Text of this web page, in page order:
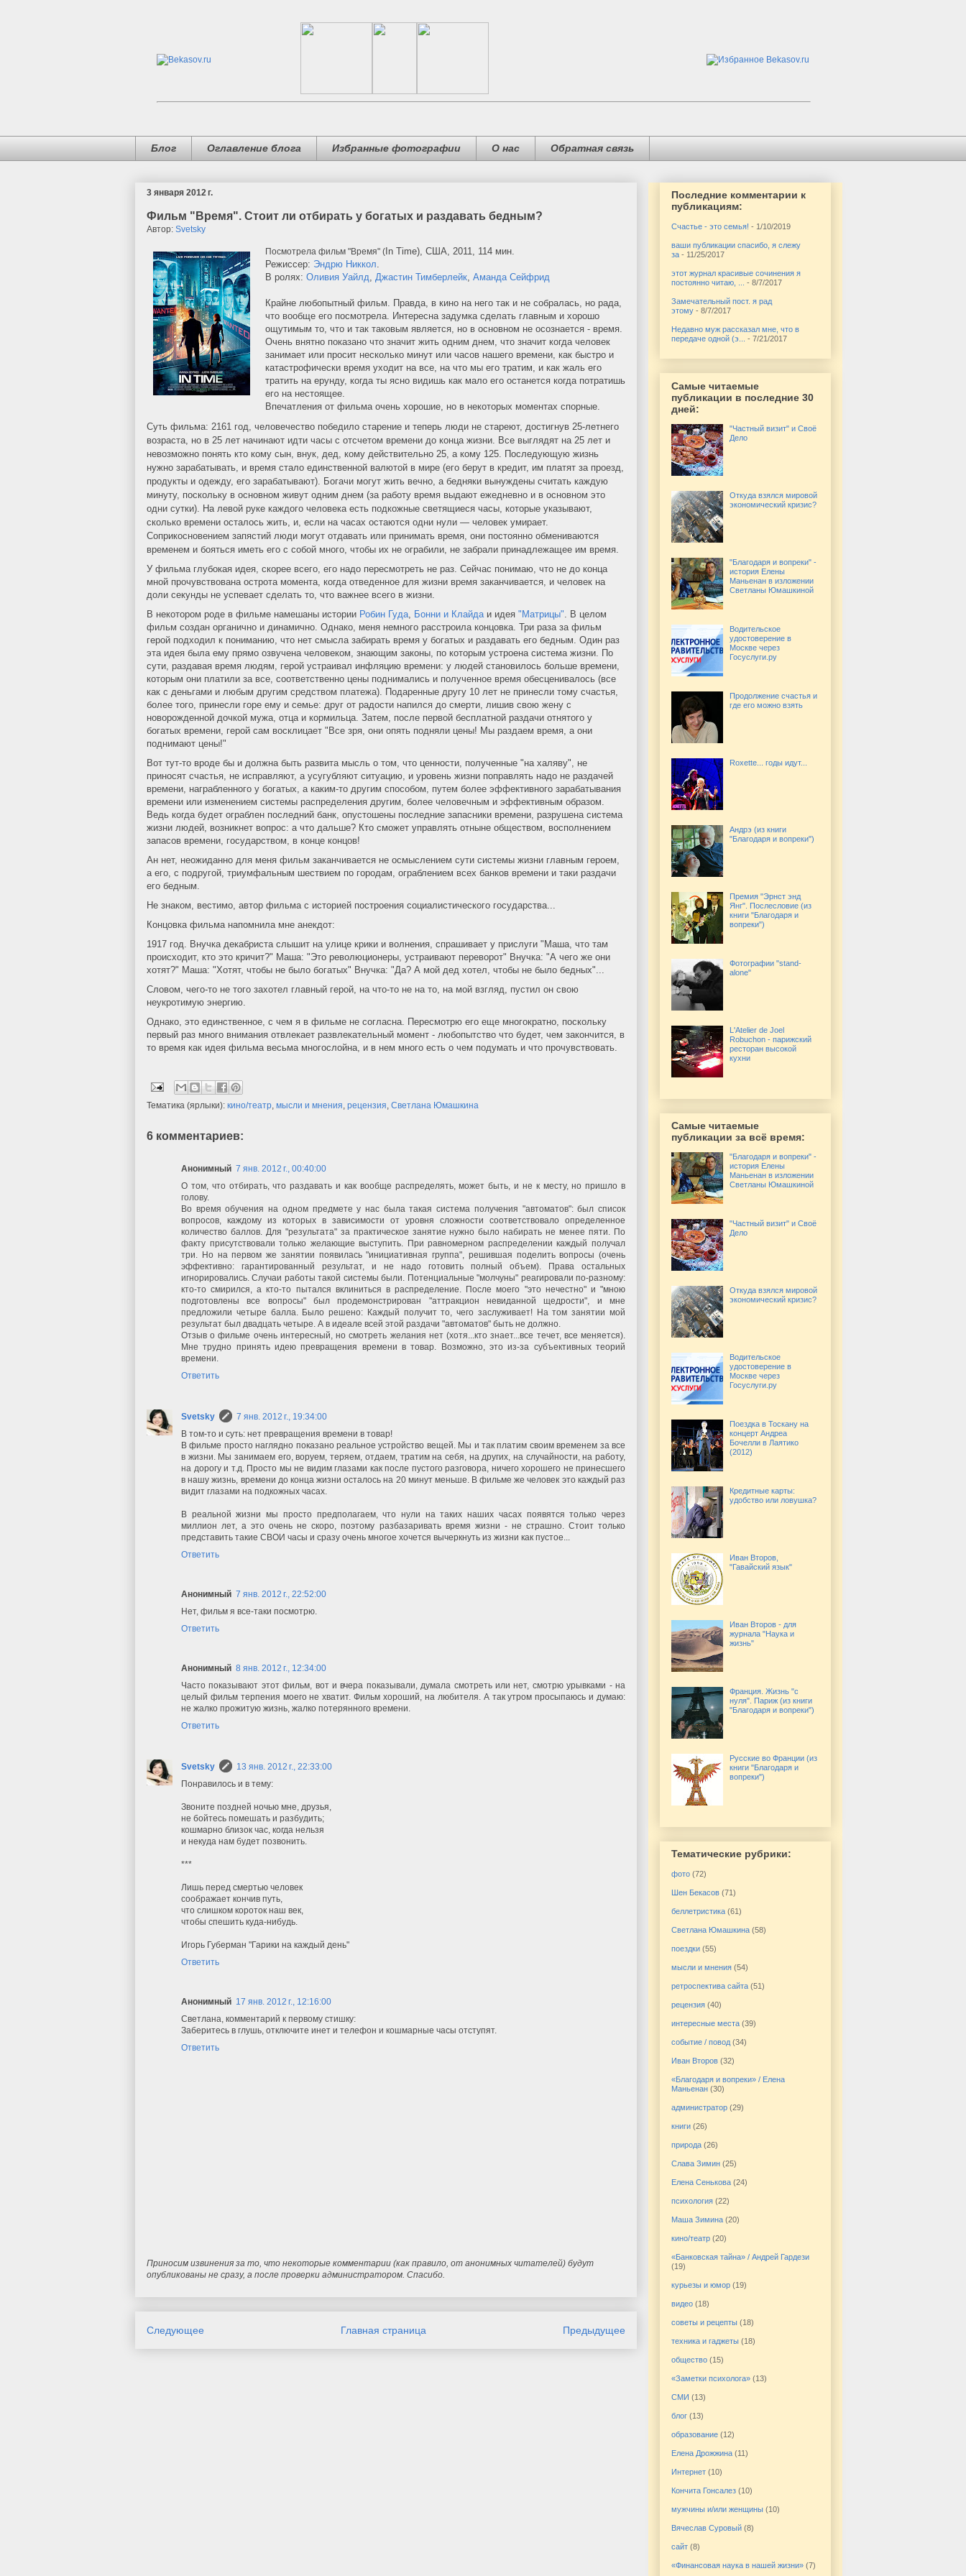
Блог Оглавление блога Избранные фотографии О нас Обратная связь
3 января 2012 г.
Фильм "Время". Стоит ли отбирать у богатых и раздавать бедным?
Автор: Svetsky
Посмотрела фильм "Время" ( In Time), США, 2011, 114 мин.
Режиссер: Эндрю Никкол
В ролях: Оливия Уайлд Джастин Тимберлейк Аманда Сейфрид
Крайне любопытный фильм. Правда, в кино на него так и не собралась, но рада,
что вообще его посмотрела. Интересна задумка сделать главным и хорошо
ощутимым то, что и так таковым является, но в основном не осознается - время.
Очень внятно показано что значит жить одним днем, что значит когда человек
занимает или просит несколько минут или часов нашего времени, как быстро и
катастрофически время уходит на все, на что мы его тратим, и как жаль его
тратить на ерунду, когда ты ясно видишь как мало его останется когда потратишь
его на нестоящее.
Впечатления от фильма очень хорошие, но в некоторых моментах спорные.
Суть фильма: 2161 год, человечество победило старение и теперь люди не стареют, достигнув 25-летнего
возраста, но в 25 лет начинают идти часы с отсчетом времени до конца жизни. Все выглядят на 25 лет и
невозможно понять кто кому сын, внук, дед, кому действительно 25, а кому 125. Последующую жизнь
нужно зарабатывать, и время стало единственной валютой в мире (его берут в кредит, им платят за проезд,
продукты и одежду, его зарабатывают). Богачи могут жить вечно, а бедняки вынуждены считать каждую
минуту, поскольку в основном живут одним днем (за работу время выдают ежедневно и в основном это
одни сутки). На левой руке каждого человека есть подкожные светящиеся часы, которые указывают,
сколько времени осталось жить, и, если на часах остаются одни нули — человек умирает.
Соприкосновением запястий люди могут отдавать или принимать время, они постоянно обмениваются
временем и бояться иметь его с собой много, чтобы их не ограбили, не забрали принадлежащее им время.
У фильма глубокая идея, скорее всего, его надо пересмотреть не раз. Сейчас понимаю, что не до конца
мной прочувствована острота момента, когда отведенное для жизни время заканчивается, и человек на
доли секунды не успевает сделать то, что важнее всего в жизни.
В некотором роде в фильме намешаны истории Робин Гуда Бонни и Клайда и идея "Матрицы" . В целом
фильм создан органично и динамично. Однако, меня немного расстроила концовка. Три раза за фильм
герой подходил к пониманию, что нет смысла забирать время у богатых и раздавать его бедным. Один раз
эта идея была ему прямо озвучена человеком, знающим законы, по которым устроена система жизни. По
сути, раздавая время людям, герой устраивал инфляцию времени: у людей становилось больше времени,
которым они платили за все, соответственно цены поднимались и полученное время обесценивалось (все
как с деньгами и любым другим средством платежа). Подаренные другу 10 лет не принесли тому счастья,
более того, принесли горе ему и семье: друг от радости напился до смерти, лишив свою жену с
новорожденной дочкой мужа, отца и кормильца. Затем, после первой бесплатной раздачи отнятого у
богатых времени, герой сам восклицает "Все зря, они опять подняли цены! Мы раздаем время, а они
поднимают цены!"
Вот тут-то вроде бы и должна быть развита мысль о том, что ценности, полученные "на халяву", не
приносят счастья, не исправляют, а усугубляют ситуацию, и уровень жизни поправлять надо не раздачей
времени, награбленного у богатых, а каким-то другим способом, путем более эффективного зарабатывания
времени или изменением системы распределения другим, более человечным и эффективным образом.
Ведь когда будет ограблен последний банк, опустошены последние запасники времени, разрушена система
жизни людей, возникнет вопрос: а что дальше? Кто сможет управлять отныне обществом, восполнением
запасов времени, государством, в конце концов!
Ан нет, неожиданно для меня фильм заканчивается не осмыслением сути системы жизни главным героем,
а его, с подругой, триумфальным шествием по городам, ограблением всех банков времени и таки раздачи
его бедным.
Не знаком, вестимо, автор фильма с историей построения социалистического государства...
Концовка фильма напомнила мне анекдот:
1917 год. Внучка декабриста слышит на улице крики и волнения, спрашивает у прислуги "Маша, что там
происходит, кто это кричит?" Маша: "Это революционеры, устраивают переворот" Внучка: "А чего же они
хотят?" Маша: "Хотят, чтобы не было богатых" Внучка: "Да? А мой дед хотел, чтобы не было бедных"...
Словом, чего-то не того захотел главный герой, на что-то не на то, на мой взгляд, пустил он свою
неукротимую энергию.
Однако, это единственное, с чем я в фильме не согласна. Пересмотрю его еще многократно, поскольку
первый раз много внимания отвлекает развлекательный момент - любопытство что будет, чем закончится, в
то время как идея фильма весьма многослойна, и в нем много есть о чем подумать и что прочувствовать.
Тематика (ярлыки): кино/театр мысли и мнения рецензия Светлана Юмашкина
6 комментариев:
Анонимный 7 янв. 2012 г., 00:40:00
О том, что отбирать, что раздавать и как вообще распределять, может быть, и не к месту, но пришло в
голову.
Во время обучения на одном предмете у нас была такая система получения "автоматов": был список
вопросов, каждому из которых в зависимости от уровня сложности соответствовало определенное
количество баллов. Для "результата" за практическое занятие нужно было набирать не менее пяти. По
факту присутствовали только желающие выступить. При равномерном распределении каждый получал
три. Но на первом же занятии появилась "инициативная группа", решившая поделить вопросы (очень
эффективно: гарантированный результат, и не надо готовить полный объем). Права остальных
игнорировались. Случаи работы такой системы были. Потенциальные "молчуны" реагировали по-разному:
кто-то смирился, а кто-то пытался вклиниться в распределение. После моего "это нечестно" и "мною
подготовлены все вопросы" был продемонстрирован "аттракцион невиданной щедрости", и мне
предложили четыре балла. Было решено: Каждый получит то, чего заслуживает! На том занятии мой
результат был двадцать четыре. А в идеале всей этой раздачи "автоматов" быть не должно.
Отзыв о фильме очень интересный, но смотреть желания нет (хотя...кто знает...все течет, все меняется).
Мне трудно принять идею превращения времени в товар. Возможно, это из-за субъективных теорий
времени.
Ответить
Svetsky
7 янв. 2012 г., 19:34:00
В том-то и суть: нет превращения времени в товар!
В фильме просто наглядно показано реальное устройство вещей. Мы и так платим своим временем за все
в жизни. Мы занимаем его, воруем, теряем, отдаем, тратим на себя, на других, на случайности, на работу,
на дорогу и т.д. Просто мы не видим глазами как после пустого разговора, ничего хорошего не принесшего
в нашу жизнь, времени до конца жизни осталось на 20 минут меньше. В фильме же человек это каждый раз
видит глазами на подкожных часах.
В реальной жизни мы просто предполагаем, что нули на таких наших часах появятся только через
миллион лет, а это очень не скоро, поэтому разбазаривать время жизни - не страшно. Стоит только
представить такие СВОИ часы и сразу очень многое хочется вычеркнуть из жизни как пустое...
Ответить
Анонимный 7 янв. 2012 г., 22:52:00
Нет, фильм я все-таки посмотрю.
Ответить
Анонимный 8 янв. 2012 г., 12:34:00
Часто показывают этот фильм, вот и вчера показывали, думала смотреть или нет, смотрю урывками - на
целый фильм терпения моего не хватит. Фильм хороший, на любителя. А так утром просыпаюсь и думаю:
не жалко прожитую жизнь, жалко потерянного времени.
Ответить
Svetsky
13 янв. 2012 г., 22:33:00
Понравилось и в тему:
Звоните поздней ночью мне, друзья,
не бойтесь помешать и разбудить;
кошмарно близок час, когда нельзя
и некуда нам будет позвонить.
***
Лишь перед смертью человек
соображает кончив путь,
что слишком короток наш век,
чтобы спешить куда-нибудь.
Игорь Губерман "Гарики на каждый день"
Ответить
Анонимный 17 янв. 2012 г., 12:16:00
Светлана, комментарий к первому стишку:
Заберитесь в глушь, отключите инет и телефон и кошмарные часы отступят.
Ответить
Приносим извинения за то, что некоторые комментарии (как правило, от анонимных читателей) будут
опубликованы не сразу, а после проверки администратором. Спасибо.
Следующее Предыдущее
Главная страница
Последние комментарии к
публикациям:
Счастье - это семья! - 1/10/2019
ваши публикации спасибо, я слежу
за - 11/25/2017
этот журнал красивые сочинения я
постоянно читаю, ...
- 8/7/2017
Замечательный пост. я рад
этому - 8/7/2017
Недавно муж рассказал мне, что в
передаче одной (э...
- 7/21/2017
Самые читаемые
публикации в последние 30
дней:
"Частный визит" и Своё
Дело
Откуда взялся мировой
экономический кризис?
"Благодаря и вопреки" -
история Елены
Маньенан в изложении
Светланы Юмашкиной
Водительское
удостоверение в
Москве через
Госуслуги.ру
Продолжение счастья и
где его можно взять
Roxette... годы идут...
Андрэ (из книги
"Благодаря и вопреки")
Премия "Эрнст энд
Янг". Послесловие (из
книги "Благодаря и
вопреки")
Фотографии "stand-
alone"
L'Atelier de Joel
Robuchon - парижский
ресторан высокой
кухни
Самые читаемые
публикации за всё время:
"Благодаря и вопреки" -
история Елены
Маньенан в изложении
Светланы Юмашкиной
"Частный визит" и Своё
Дело
Откуда взялся мировой
экономический кризис?
Водительское
удостоверение в
Москве через
Госуслуги.ру
Поездка в Тоскану на
концерт Андреа
Бочелли в Лаятико
(2012)
Кредитные карты:
удобство или ловушка?
Иван Второв,
"Гавайский язык"
Иван Второв - для
журнала "Наука и
жизнь"
Франция. Жизнь "с
нуля". Париж (из книги
"Благодаря и вопреки")
Русские во Франции (из
книги "Благодаря и
вопреки")
Тематические рубрики:
фото (72)
Шен Бекасов (71)
беллетристика (61)
Светлана Юмашкина (58)
поездки (55)
мысли и мнения (54)
ретроспектива сайта (51)
рецензия (40)
интересные места (39)
событие / повод (34)
Иван Второв (32)
«Благодаря и вопреки» / Елена
Маньенан (30)
администратор (29)
книги (26)
природа (26)
Слава Зимин (25)
Елена Сенькова (24)
психология (22)
Маша Зимина (20)
кино/театр (20)
«Банковская тайна» / Андрей Гардези
(19)
курьезы и юмор (19)
видео (18)
советы и рецепты (18)
техника и гаджеты (18)
общество (15)
«Заметки психолога» (13)
СМИ (13)
блог (13)
образование (12)
Елена Дрожжина (11)
Интернет (10)
Кончита Гонсалез (10)
мужчины и/или женщины (10)
Вячеслав Суровый (8)
сайт (8)
«Финансовая наука в нашей жизни» (7)